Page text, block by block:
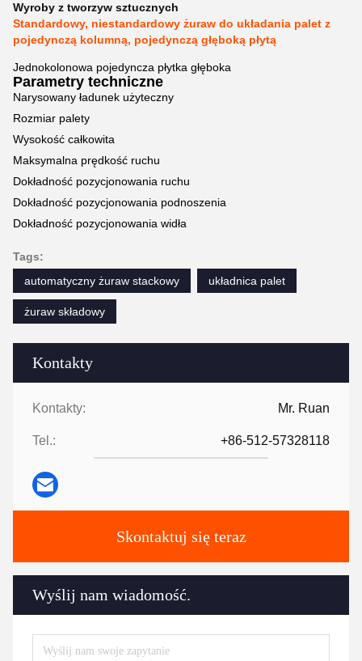
Kontakty
Kontakty: Mr. Ruan
Tel.: +86-512-57328118
Skontaktuj się teraz
Wyślij nam wiadomość.
Wyroby z tworzyw sztucznych
Standardowy, niestandardowy żuraw do układania palet z
pojedynczą kolumną, pojedynczą głęboką płytą
Jednokolonowa pojedyncza płytka głęboka
Parametry techniczne
Narysowany ładunek użyteczny
Rozmiar palety
Wysokość całkowita
Maksymalna prędkość ruchu
Dokładność pozycjonowania ruchu
Dokładność pozycjonowania podnoszenia
Dokładność pozycjonowania widła
Tags:
automatyczny żuraw stackowy
układnica palet
żuraw składowy